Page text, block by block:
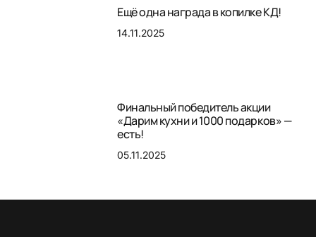
Ещё одна награда в копилке КД!
14.11.2025
Финальный победитель акции
«Дарим кухни и 1000 подарков» —
есть!
05.11.2025